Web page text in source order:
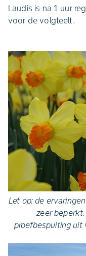
Laudis is na 1 uur
voor de volgteelt.
Let op: de
zeer
proefbespuiting